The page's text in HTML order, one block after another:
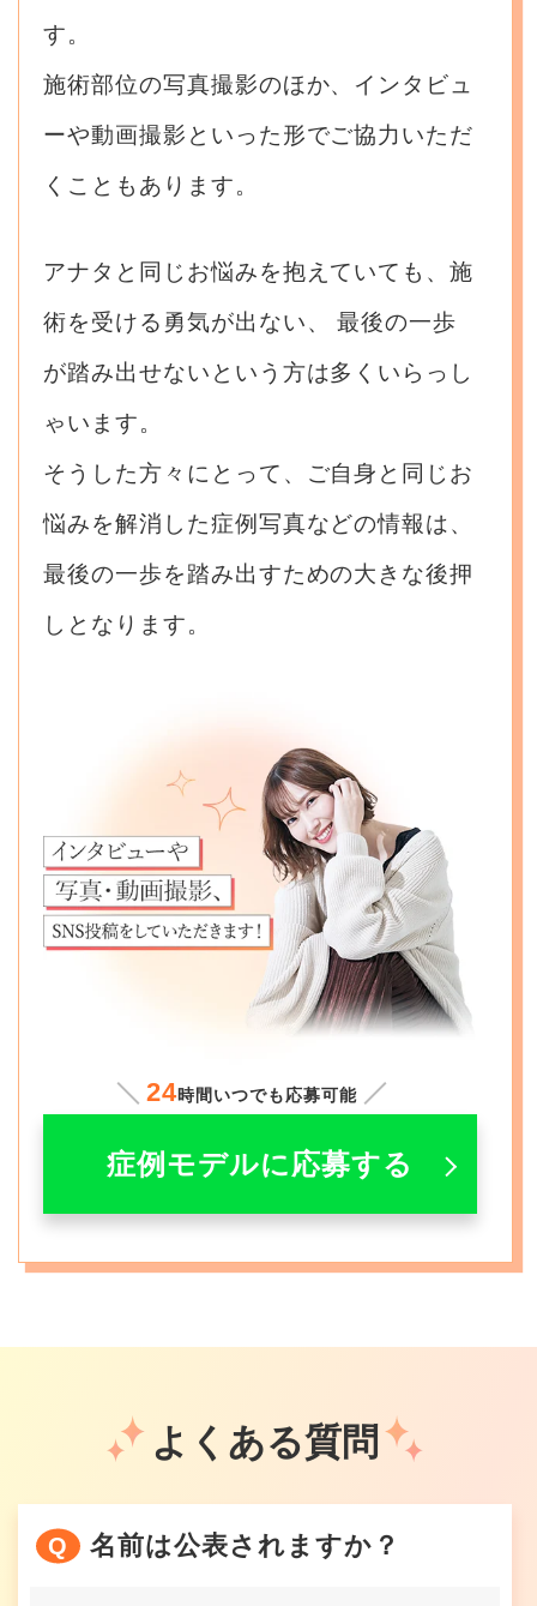
す。
施術部位の写真撮影のほか、インタビュ
ーや動画撮影といった形でご協力いただ
くこともあります。
アナタと同じお悩みを抱えていても、施
術を受ける勇気が出ない、
最後の一歩
が踏み出せないという方は多くいらっし
ゃいます。
そうした方々にとって、ご自身と同じお
悩みを解消した症例写真などの情報は、
最後の一歩を踏み出すための大きな後押
しとなります。
24時間いつでも応募可能
症例モデルに応募する
よくある質問
名前は公表されますか？